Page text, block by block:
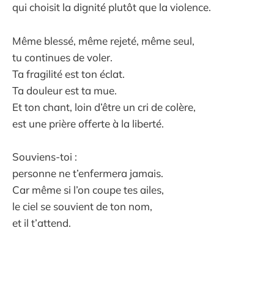
qui choisit la dignité plutôt que la violence.
Même blessé, même rejeté, même seul,
tu continues de voler.
Ta fragilité est ton éclat.
Ta douleur est ta mue.
Et ton chant, loin d’être un cri de colère,
est une prière offerte à la liberté.
Souviens-toi :
personne ne t’enfermera jamais.
Car même si l’on coupe tes ailes,
le ciel se souvient de ton nom,
et il t’attend.